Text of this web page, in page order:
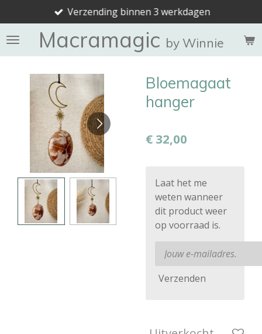
direct
naar
de
Macramagic by Winnie
Verzending binnen 3 werkdagen
Bloemagaat
hanger
€ 32,00
Laat het me
weten wanneer
dit product weer
op voorraad is.
Verzenden